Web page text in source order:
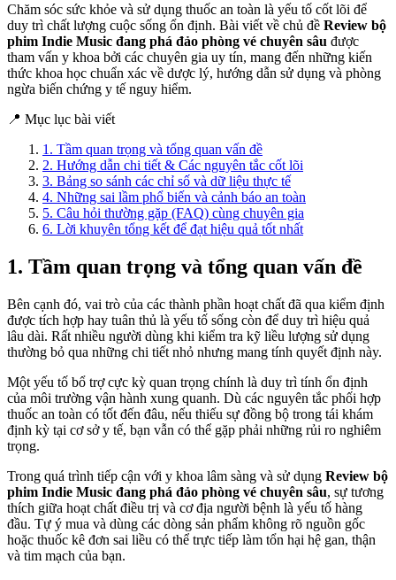
Chăm sóc sức khỏe và sử dụng thuốc an toàn là yếu tố cốt lõi để
duy trì chất lượng cuộc sống ổn định. Bài viết về chủ đề Review bộ
phim Indie Music đang phá đảo phòng vé chuyên sâu được
tham vấn y khoa bởi các chuyên gia uy tín, mang đến những kiến
thức khoa học chuẩn xác về dược lý, hướng dẫn sử dụng và phòng
ngừa biến chứng y tế nguy hiểm.
📍 Mục lục bài viết
1. Tầm quan trọng và tổng quan vấn đề
2. Hướng dẫn chi tiết & Các nguyên tắc cốt lõi
3. Bảng so sánh các chỉ số và dữ liệu thực tế
4. Những sai lầm phổ biến và cảnh báo an toàn
5. Câu hỏi thường gặp (FAQ) cùng chuyên gia
6. Lời khuyên tổng kết để đạt hiệu quả tốt nhất
1. Tầm quan trọng và tổng quan vấn đề
Bên cạnh đó, vai trò của các thành phần hoạt chất đã qua kiểm định
được tích hợp hay tuân thủ là yếu tố sống còn để duy trì hiệu quả
lâu dài. Rất nhiều người dùng khi kiểm tra kỹ liều lượng sử dụng
thường bỏ qua những chi tiết nhỏ nhưng mang tính quyết định này.
Một yếu tố bổ trợ cực kỳ quan trọng chính là duy trì tính ổn định
của môi trường vận hành xung quanh. Dù các nguyên tắc phối hợp
thuốc an toàn có tốt đến đâu, nếu thiếu sự đồng bộ trong tái khám
định kỳ tại cơ sở y tế, bạn vẫn có thể gặp phải những rủi ro nghiêm
trọng.
Trong quá trình tiếp cận với y khoa lâm sàng và sử dụng Review bộ
phim Indie Music đang phá đảo phòng vé chuyên sâu, sự tương
thích giữa hoạt chất điều trị và cơ địa người bệnh là yếu tố hàng
đầu. Tự ý mua và dùng các dòng sản phẩm không rõ nguồn gốc
hoặc thuốc kê đơn sai liều có thể trực tiếp làm tổn hại hệ gan, thận
và tim mạch của bạn.